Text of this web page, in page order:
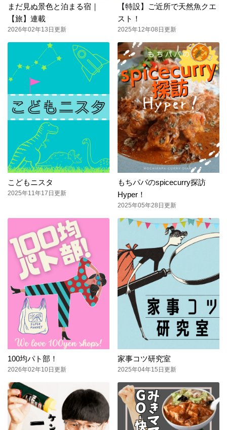
まだ見ぬ景色と泊まる宿｜
【旅】連載
2026年02年13日更新
【特設】ご近所で天然魚クエ
スト！
2025年12年08日更新
こどもニスタ
2025年11年17日更新
もちパパのspicecurry探訪
Hyper！
2025年05年28日更新
100均パト部！
2026年02年10日更新
家事コツ研究室
2025年04年15日更新